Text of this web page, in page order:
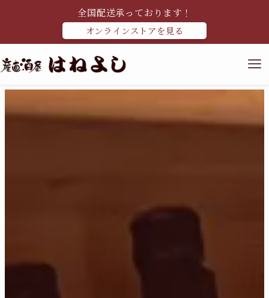
全国配送承っております！
オンラインストアを見る